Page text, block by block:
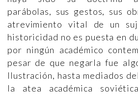
parábolas, sus gestos, sus
atrevimiento vital de un
historicidad no es puesta en
por ningún académico
pesar de que negarla fue
Ilustración, hasta mediados
la atea académica